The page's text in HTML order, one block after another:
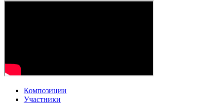
Композиции
Участники